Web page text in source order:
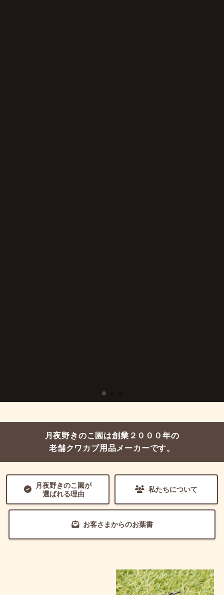
月夜野きのこ園は創業２０００年の
老舗クワカブ用品メーカーです。
月夜野きのこ園が
選ばれる理由
私たちについて
お客さまからのお葉書